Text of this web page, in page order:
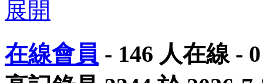
在線會員 - 146 人在線 - 0